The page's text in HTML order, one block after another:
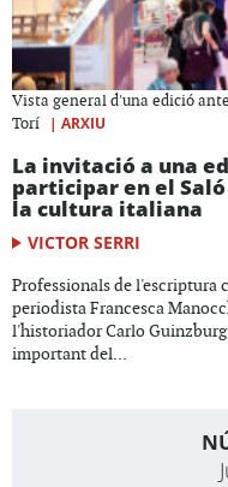
Vista general d'una edició
Torí
| ARXIU
La invitació a una
participar en el
la cultura italiana
VICTOR SERRI
Professionals de l'escriptura
periodista Francesca
l'historiador Carlo
important del...